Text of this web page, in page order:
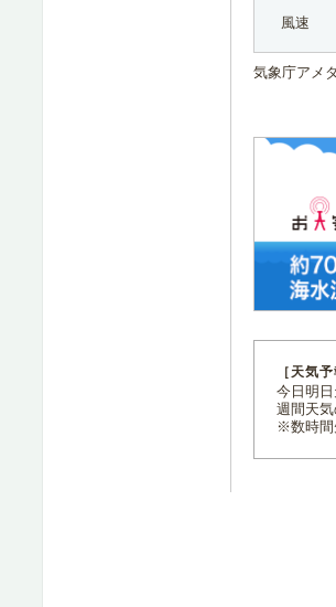
風速
気象庁アメ
［天気
今日明
週間天
※数時間